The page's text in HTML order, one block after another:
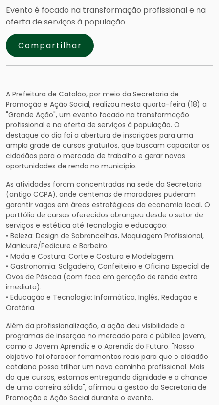
Evento é focado na transformação profissional e na
oferta de serviços à população
Compartilhar
A Prefeitura de Catalão, por meio da Secretaria de
Promoção e Ação Social, realizou nesta quarta-feira (18) a
"Grande Ação", um evento focado na transformação
profissional e na oferta de serviços à população. O
destaque do dia foi a abertura de inscrições para uma
ampla grade de cursos gratuitos, que buscam capacitar os
cidadãos para o mercado de trabalho e gerar novas
oportunidades de renda no município.
As atividades foram concentradas na sede da Secretaria
(antigo CCPA), onde centenas de moradores puderam
garantir vagas em áreas estratégicas da economia local. O
portfólio de cursos oferecidos abrangeu desde o setor de
serviços e estética até tecnologia e educação:
• Beleza: Design de Sobrancelhas, Maquiagem Profissional,
Manicure/Pedicure e Barbeiro.
• Moda e Costura: Corte e Costura e Modelagem.
• Gastronomia: Salgadeiro, Confeiteiro e Oficina Especial de
Ovos de Páscoa (com foco em geração de renda extra
imediata).
• Educação e Tecnologia: Informática, Inglês, Redação e
Oratória.
Além da profissionalização, a ação deu visibilidade a
programas de inserção no mercado para o público jovem,
como o Jovem Aprendiz e o Aprendiz do Futuro. "Nosso
objetivo foi oferecer ferramentas reais para que o cidadão
catalano possa trilhar um novo caminho profissional. Mais
do que cursos, estamos entregando dignidade e a chance
de uma carreira sólida", afirmou a gestão da Secretaria de
Promoção e Ação Social durante o evento.